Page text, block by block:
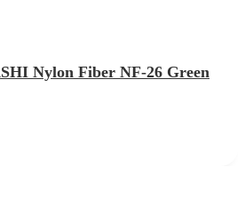
Nylon Fiber NF-26 Green